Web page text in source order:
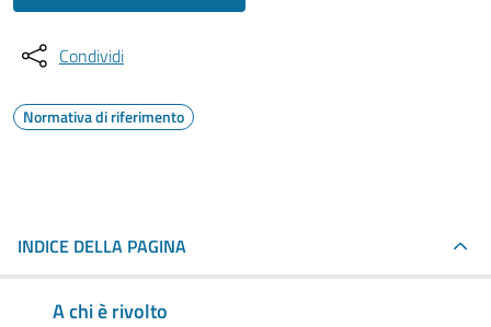
Condividi
Normativa di riferimento
INDICE DELLA PAGINA
A chi è rivolto